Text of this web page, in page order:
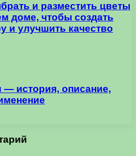
и разместить цветы
доме, чтобы создать
и улучшить качество
— история, описание,